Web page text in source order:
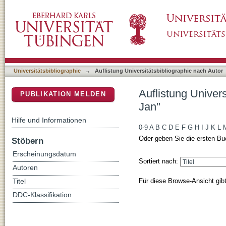
Universitätsbibliographie → Auflistung Universitätsbibliographie nach Autor
Auflistung
Jan"
0-9 A B C D E F G H J K L
Oder geben Sie die ersten
Sortiert nach:
Für diese Browse-Ansicht
PUBLIKATION MELDEN
Hilfe und Informationen
Stöbern
Erscheinungsdatum
Autoren
Titel
DDC-Klassifikation